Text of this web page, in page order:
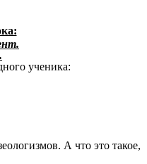
ученика:
А что это такое,